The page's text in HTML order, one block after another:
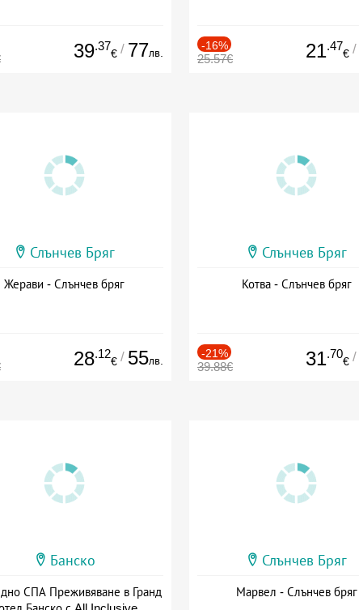
39.37
€ / 77лв.
-16%
25.57€ 21.47
€ /
Слънчев Бряг
Жерави - Слънчев бряг
28.12
€ / 55лв.
Слънчев Бряг
Котва - Слънчев бряг
-21%
39.88€ 31.70
€ /
Банско
СПА Преживяване в Гранд
Слънчев Бряг
Марвел - Слънчев бряг